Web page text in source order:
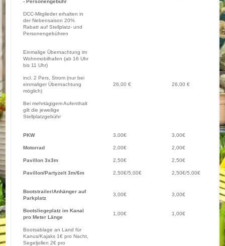
- Personengebühr
DCC-Mitglieder erhalten in
der Nebensaison 20%
Rabatt auf Stellplatz- und
Personengebühren
Einmalige Übernachtung im
Wohnmobilhafen (ab 16 Uhr
bis 11 Uhr)
incl. 2 Pers, Strom (nur bei
einmaliger Übernachtung
möglich)
26,00 € 26,00 €
Bei mehrtägigem Aufenthalt
gilt die jeweilige
Stellplatzgebühr
PKW 3,00€ 3,00€
Motorrad 2,00€ 2,00€
Pavillon 3x3m 2,50€ 2,50€
Pavillon/Partyzelt 3m/6m 2,50€/5,00€ 2,50€/5,00€
Bootstrailer/Anhänger auf
Parkplatz
3,00€ 3,00€
Bootsliegeplatz im Kanal
pro Meter Länge
1,00€ 1,00€
Bootsablage an Land für
Kanus/Kajaks 1€ pro Nacht,
Segeljollen 2€ pro